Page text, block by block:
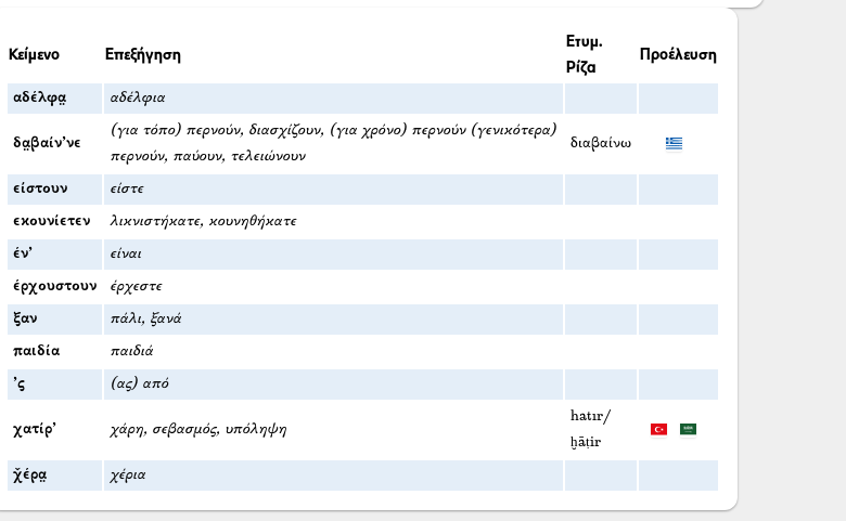
Κείμενο Επεξήγηση
Ετυμ.
Ρίζα
Προέλευση
αδέλφα̤ αδέλφια
δα̤βαίν’νε
(για τόπο) περνούν, διασχίζουν, (για χρόνο) περνούν (γενικότερα)
περνούν, παύουν, τελειώνουν
διαβαίνω
είστουν είστε
εκουνίετεν λικνιστήκατε, κουνηθήκατε
έν’ είναι
έρχουστουν έρχεστε
ξαν πάλι, ξανά
παιδία παιδιά
’ς (ας) από
χατίρ’ χάρη, σεβασμός, υπόληψη
hatır/
ḫāṭir
χ̌έρα̤ χέρια